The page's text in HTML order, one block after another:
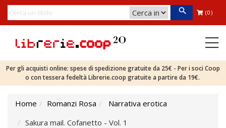
(0)
Per gli acquisti online: spese di spedizione gratuite da 25€ - Per i soci Coop
o con tessera fedeltà Librerie.coop gratuite a partire da 19€.
Home Romanzi Rosa
Narrativa erotica
Sakura mail. Cofanetto - Vol. 1